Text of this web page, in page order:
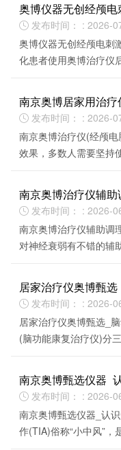
奥博仪器无创经颅
 发布时间： : 2026-
奥博仪器无创经颅电刺
化患者使用奥博治疗仪
南京奥博居家用治
 发布时间： : 2026-
南京奥博治疗仪(经颅
效果，多数人需要坚持
南京奥博治疗仪辅
 发布时间： : 2026-
南京奥博治疗仪辅助
对神经衰弱有不错的辅
居家治疗仪奥博甄
 发布时间： : 2026-
居家治疗仪奥博甄选_
(脑功能康复治疗仪)分
南京奥博甄选仪器_
 发布时间： : 2026-
南京奥博甄选仪器_认
作(TIA)俗称“小中风”，